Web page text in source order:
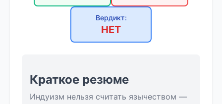
Вердикт:
НЕТ
Краткое резюме
Индуизм нельзя считать язычеством —